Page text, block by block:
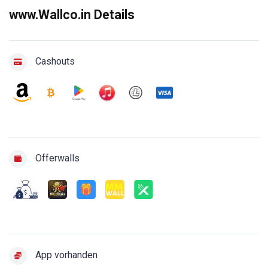
www.Wallco.in Details
Cashouts
Offerwalls
App vorhanden